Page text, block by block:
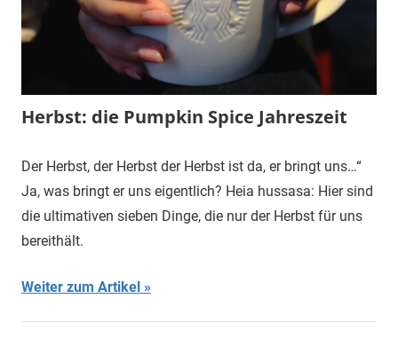
Herbst: die Pumpkin Spice Jahreszeit
Der Herbst, der Herbst der Herbst ist da, er bringt uns…“
Ja, was bringt er uns eigentlich? Heia hussasa: Hier sind
die ultimativen sieben Dinge, die nur der Herbst für uns
bereithält.
Weiter zum Artikel